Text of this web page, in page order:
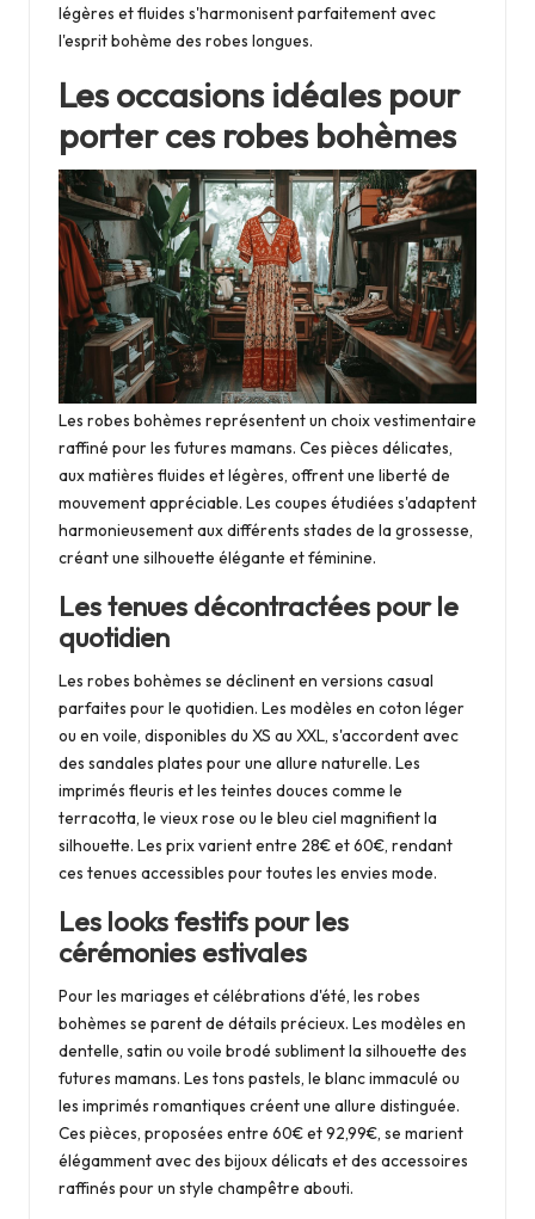
légères et fluides s'harmonisent parfaitement avec
l'esprit bohème des robes longues.
Les occasions idéales pour
porter ces robes bohèmes
Les robes bohèmes représentent un choix vestimentaire
raffiné pour les futures mamans. Ces pièces délicates,
aux matières fluides et légères, offrent une liberté de
mouvement appréciable. Les coupes étudiées s'adaptent
harmonieusement aux différents stades de la grossesse,
créant une silhouette élégante et féminine.
Les tenues décontractées pour le
quotidien
Les robes bohèmes se déclinent en versions casual
parfaites pour le quotidien. Les modèles en coton léger
ou en voile, disponibles du XS au XXL, s'accordent avec
des sandales plates pour une allure naturelle. Les
imprimés fleuris et les teintes douces comme le
terracotta, le vieux rose ou le bleu ciel magnifient la
silhouette. Les prix varient entre 28€ et 60€, rendant
ces tenues accessibles pour toutes les envies mode.
Les looks festifs pour les
cérémonies estivales
Pour les mariages et célébrations d'été, les robes
bohèmes se parent de détails précieux. Les modèles en
dentelle, satin ou voile brodé subliment la silhouette des
futures mamans. Les tons pastels, le blanc immaculé ou
les imprimés romantiques créent une allure distinguée.
Ces pièces, proposées entre 60€ et 92,99€, se marient
élégamment avec des bijoux délicats et des accessoires
raffinés pour un style champêtre abouti.